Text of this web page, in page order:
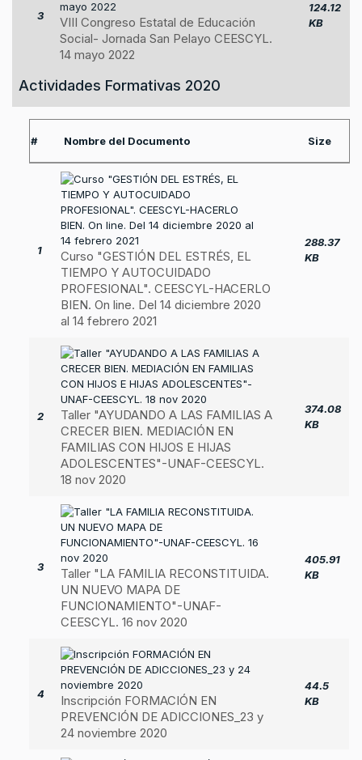
3
VIII Congreso Estatal de Educación
Social- Jornada San Pelayo CEESCYL.
14 mayo 2022
124.12
KB
Actividades Formativas 2020
# Nombre del Documento Size
1
Curso "GESTIÓN DEL ESTRÉS, EL
TIEMPO Y AUTOCUIDADO
PROFESIONAL". CEESCYL-HACERLO
BIEN. On line. Del 14 diciembre 2020
al 14 febrero 2021
288.37
KB
2
Taller "AYUDANDO A LAS FAMILIAS A
CRECER BIEN. MEDIACIÓN EN
FAMILIAS CON HIJOS E HIJAS
ADOLESCENTES"-UNAF-CEESCYL.
18 nov 2020
374.08
KB
3
Taller "LA FAMILIA RECONSTITUIDA.
UN NUEVO MAPA DE
FUNCIONAMIENTO"-UNAF-
CEESCYL. 16 nov 2020
405.91
KB
4
Inscripción FORMACIÓN EN
PREVENCIÓN DE ADICCIONES_23 y
24 noviembre 2020
44.5
KB